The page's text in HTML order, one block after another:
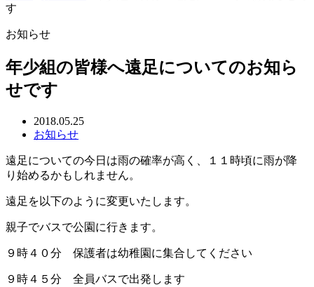
す
お知らせ
年少組の皆様へ遠足についてのお知ら
せです
2018.05.25
お知らせ
遠足についての今日は雨の確率が高く、１１時頃に雨が降
り始めるかもしれません。
遠足を以下のように変更いたします。
親子でバスで公園に行きます。
９時４０分 保護者は幼稚園に集合してください
９時４５分 全員バスで出発します